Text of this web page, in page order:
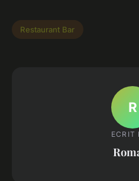
Restaurant Bar
R
ECRIT